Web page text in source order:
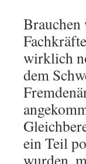
Brauchen
wirklich
dem
ein Teil
wurden,